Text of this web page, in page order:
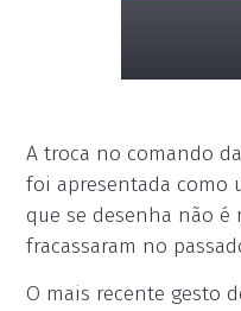
A troca no comando
foi apresentada como
que se desenha não
fracassaram no
O mais recente gesto